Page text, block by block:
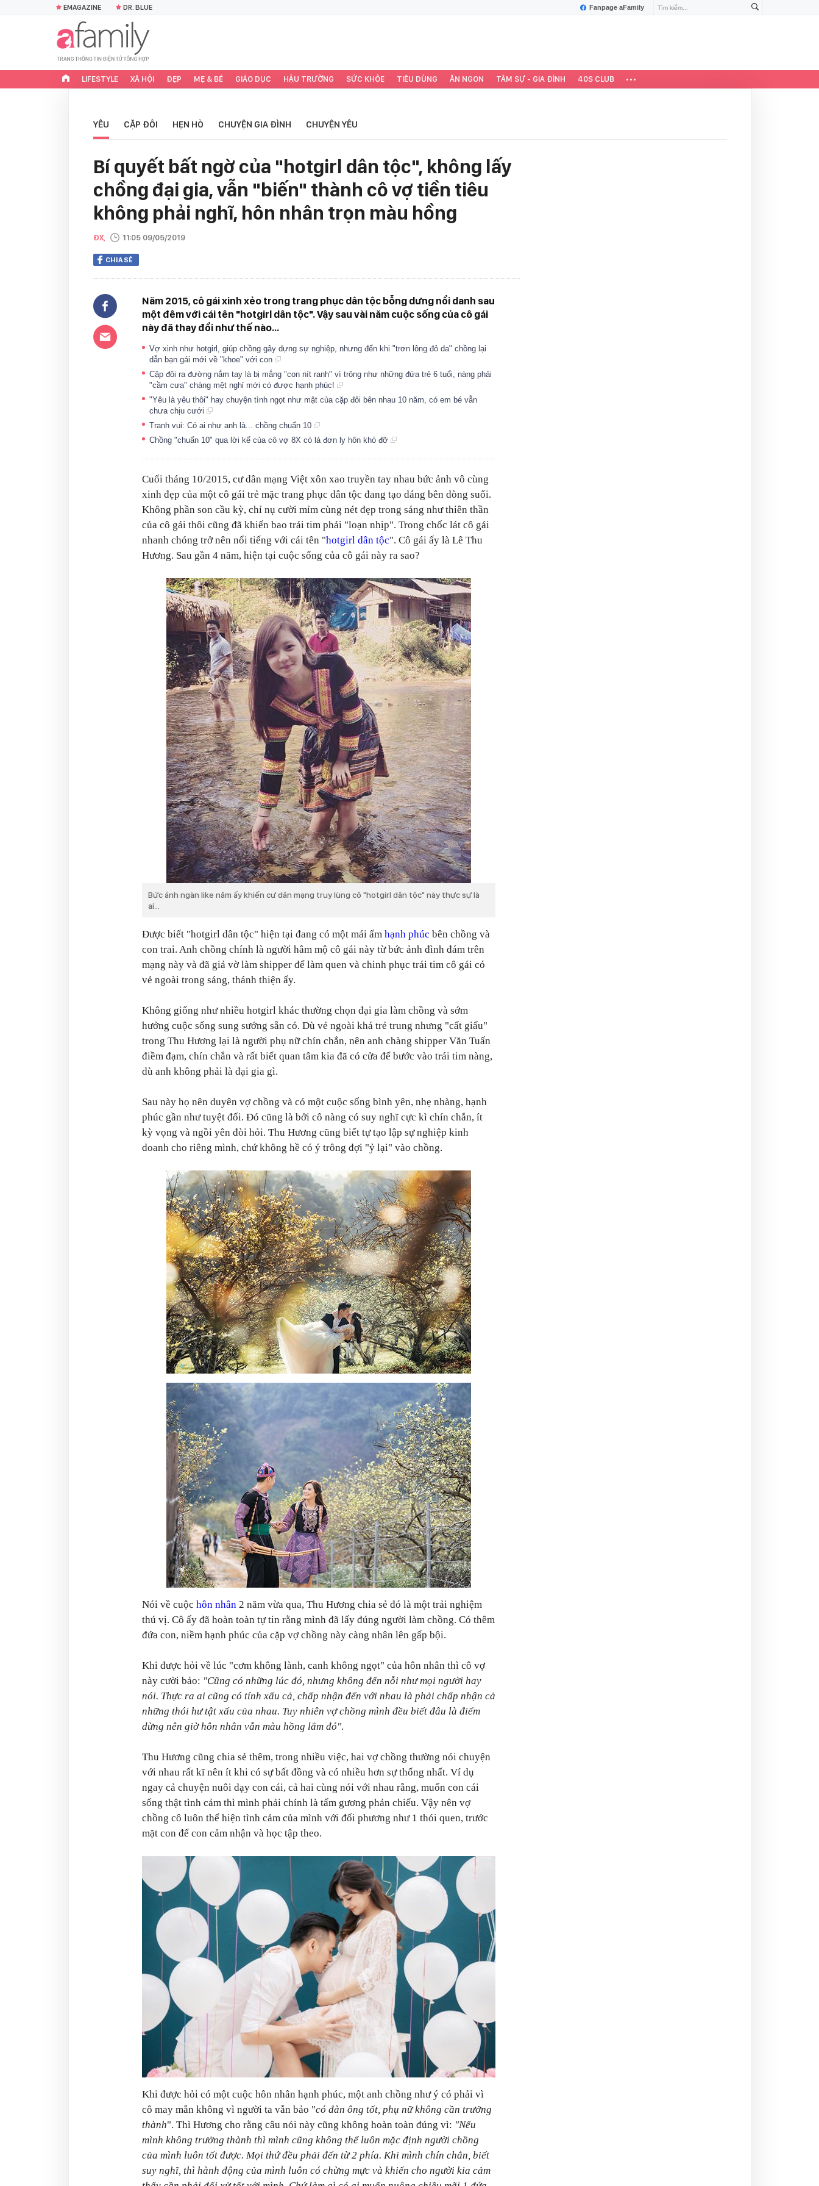
Fanpage aFamily
EMAGAZINE DR. BLUE
LIFESTYLE XÃ HỘI ĐẸP MẸ & BÉ GIÁO DỤC HẬU TRƯỜNG SỨC KHỎE TIÊU DÙNG ĂN NGON TÂM SỰ - GIA ĐÌNH 40S CLUB
YÊU CẶP ĐÔI HẸN HÒ CHUYỆN GIA ĐÌNH CHUYỆN YÊU
Bí quyết bất ngờ của "hotgirl dân tộc", không lấy
chồng đại gia, vẫn "biến" thành cô vợ tiền tiêu
không phải nghĩ, hôn nhân trọn màu hồng
ĐX, 11:05 09/05/2019
CHIA SẺ
Năm 2015, cô gái xinh xẻo trong trang phục dân tộc bỗng dưng nổi danh sau
một đêm với cái tên "hotgirl dân tộc". Vậy sau vài năm cuộc sống của cô gái
này đã thay đổi như thế nào...
Vợ xinh như hotgirl, giúp chồng gây dựng sự nghiệp, nhưng đến khi "trơn lông đỏ da" chồng lại
dẫn bạn gái mới về "khoe" với con
Cặp đôi ra đường nắm tay là bị mắng "con nít ranh" vì trông như những đứa trẻ 6 tuổi, nàng phải
"cầm cưa" chàng mệt nghỉ mới có được hạnh phúc!
"Yêu là yêu thôi" hay chuyện tình ngọt như mật của cặp đôi bên nhau 10 năm, có em bé vẫn
chưa chịu cưới
Tranh vui: Có ai như anh là... chồng chuẩn 10
Chồng "chuẩn 10" qua lời kể của cô vợ 8X có lá đơn ly hôn khó đỡ
Cuối tháng 10/2015, cư dân mạng Việt xôn xao truyền tay nhau bức ảnh vô cùng
xinh đẹp của một cô gái trẻ mặc trang phục dân tộc đang tạo dáng bên dòng suối.
Không phần son cầu kỳ, chỉ nụ cười mỉm cùng nét đẹp trong sáng như thiên thần
của cô gái thôi cũng đã khiến bao trái tim phải "loạn nhịp". Trong chốc lát cô gái
nhanh chóng trở nên nổi tiếng với cái tên "hotgirl dân tộc". Cô gái ấy là Lê Thu
Hương. Sau gần 4 năm, hiện tại cuộc sống của cô gái này ra sao?
Bức ảnh ngàn like năm ấy khiến cư dân mạng truy lùng cô "hotgirl dân tộc" này thực sự là
ai...
Được biết "hotgirl dân tộc" hiện tại đang có một mái ấm hạnh phúc bên chồng và
con trai. Anh chồng chính là người hâm mộ cô gái này từ bức ảnh đình đám trên
mạng này và đã giả vờ làm shipper để làm quen và chinh phục trái tim cô gái có
vẻ ngoài trong sáng, thánh thiện ấy.
Không giống như nhiều hotgirl khác thường chọn đại gia làm chồng và sớm
hưởng cuộc sống sung sướng sẵn có. Dù vẻ ngoài khá trẻ trung nhưng "cất giấu"
trong Thu Hương lại là người phụ nữ chín chắn, nên anh chàng shipper Văn Tuấn
điềm đạm, chín chắn và rất biết quan tâm kia đã có cửa để bước vào trái tim nàng,
dù anh không phải là đại gia gì.
Sau này họ nên duyên vợ chồng và có một cuộc sống bình yên, nhẹ nhàng, hạnh
phúc gần như tuyệt đối. Đó cũng là bởi cô nàng có suy nghĩ cực kì chín chắn, ít
kỳ vọng và ngồi yên đòi hỏi. Thu Hương cũng biết tự tạo lập sự nghiệp kinh
doanh cho riêng mình, chứ không hề có ý trông đợi "ỷ lại" vào chồng.
Nói về cuộc hôn nhân 2 năm vừa qua, Thu Hương chia sẻ đó là một trải nghiệm
thú vị. Cô ấy đã hoàn toàn tự tin rằng mình đã lấy đúng người làm chồng. Có thêm
đứa con, niềm hạnh phúc của cặp vợ chồng này càng nhân lên gấp bội.
Khi được hỏi về lúc "cơm không lành, canh không ngọt" của hôn nhân thì cô vợ
này cười bảo: "Cũng có những lúc đó, nhưng không đến nỗi như mọi người hay
nói. Thực ra ai cũng có tính xấu cả, chấp nhận đến với nhau là phải chấp nhận cả
những thói hư tật xấu của nhau. Tuy nhiên vợ chồng mình đều biết đâu là điểm
dừng nên giờ hôn nhân vẫn màu hồng lắm đó".
Thu Hương cũng chia sẻ thêm, trong nhiều việc, hai vợ chồng thường nói chuyện
với nhau rất kĩ nên ít khi có sự bất đồng và có nhiều hơn sự thống nhất. Ví dụ
ngay cả chuyện nuôi dạy con cái, cả hai cùng nói với nhau rằng, muốn con cái
sống thật tình cảm thì mình phải chính là tấm gương phản chiếu. Vậy nên vợ
chồng cô luôn thể hiện tình cảm của mình với đối phương như 1 thói quen, trước
mặt con để con cảm nhận và học tập theo.
Khi được hỏi có một cuộc hôn nhân hạnh phúc, một anh chồng như ý có phải vì
cô may mắn không vì người ta vẫn bảo "có đàn ông tốt, phụ nữ không cần trưởng
thành". Thì Hương cho rằng câu nói này cũng không hoàn toàn đúng vì: "Nếu
mình không trưởng thành thì mình cũng không thể luôn mặc định người chồng
của mình luôn tốt được. Mọi thứ đều phải đến từ 2 phía. Khi mình chín chắn, biết
suy nghĩ, thì hành động của mình luôn có chừng mực và khiến cho người kia cảm